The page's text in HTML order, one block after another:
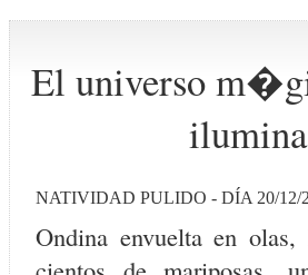
El universo
NATIVIDAD PULIDO - DÍA 20/12/
Ondina envuelta en olas,